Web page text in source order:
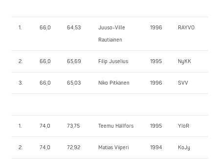
1. 66,0 64,53
Juuso-Ville
Rautiainen
1996 RAYVO
2. 66,0 65,69 Filip Juselius 1995 NyKK
3. 66,0 65,03 Niko Pitkänen 1996 SVV
1. 74,0 73,75 Teemu Hällfors 1995 YlöR
2. 74,0 72,92 Matias Viiperi 1994 KoJy